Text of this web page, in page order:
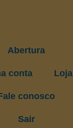
Abertura
conta Loja
conosco
Sair